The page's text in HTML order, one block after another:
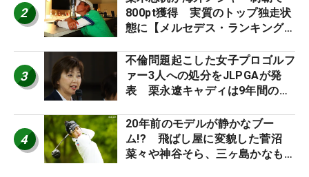
2
800pt獲得 実質のトップ独走状
態に【メルセデス・ランキング番
3
不倫問題起こした女子プロゴルフ
ァー3人への処分をJLPGAが発
表 栗永遼キャディは9年間の立
4
20年前のモデルが静かなブー
ム!? 飛ばし屋に変貌した菅沼
菜々や神谷そら、三ヶ島かなも使